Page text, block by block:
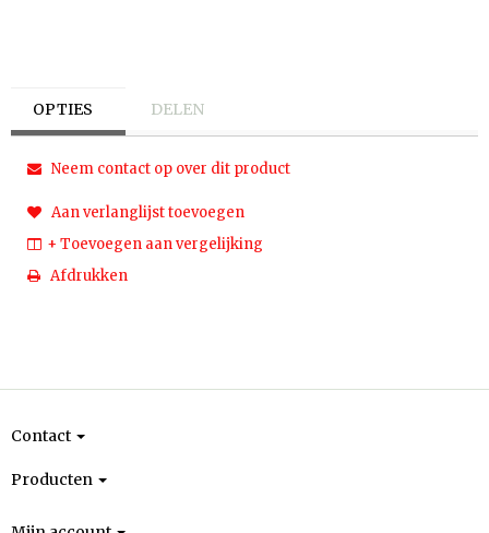
OPTIES DELEN
Neem contact op over dit product
Aan verlanglijst toevoegen
+ Toevoegen aan vergelijking
Afdrukken
Contact
Producten